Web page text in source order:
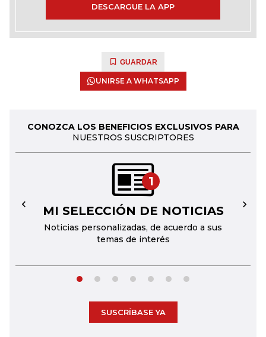
DESCARGUE LA APP
GUARDAR
UNIRSE A WHATSAPP
CONOZCA LOS BENEFICIOS EXCLUSIVOS PARA
NUESTROS SUSCRIPTORES
1
MI SELECCIÓN DE NOTICIAS
Noticias personalizadas, de acuerdo a sus
temas de interés
← →
SUSCRÍBASE YA